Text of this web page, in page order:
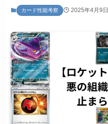
カード性能考察 2025年4月9日